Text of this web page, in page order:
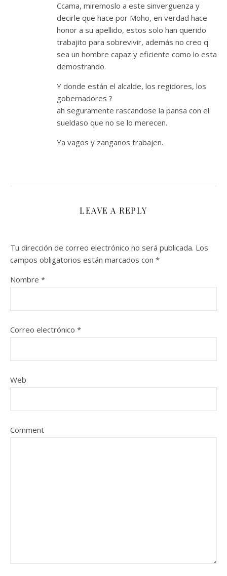
Ccama, miremoslo a este sinverguenza y
decirle que hace por Moho, en verdad hace
honor a su apellido, estos solo han querido
trabajito para sobrevivir, además no creo q
sea un hombre capaz y eficiente como lo esta
demostrando.
Y donde están el alcalde, los regidores, los
gobernadores ?
ah seguramente rascandose la pansa con el
sueldaso que no se lo merecen.
Ya vagos y zanganos trabajen.
LEAVE A REPLY
Tu dirección de correo electrónico no será publicada. Los
campos obligatorios están marcados con *
Nombre *
Correo electrónico *
Web
Comment